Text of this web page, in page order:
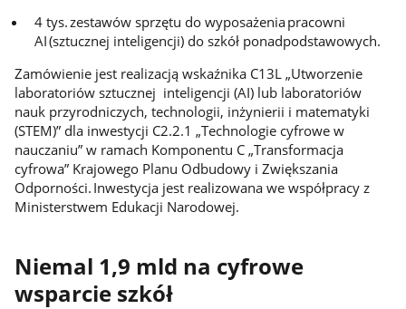
4 tys. zestawów sprzętu do wyposażenia pracowni
AI (sztucznej inteligencji) do szkół ponadpodstawowych.
Zamówienie jest realizacją wskaźnika C13L „Utworzenie
laboratoriów sztucznej inteligencji (AI) lub laboratoriów
nauk przyrodniczych, technologii, inżynierii i matematyki
(STEM)” dla inwestycji C2.2.1 „Technologie cyfrowe w
nauczaniu” w ramach Komponentu C „Transformacja
cyfrowa” Krajowego Planu Odbudowy i Zwiększania
Odporności. Inwestycja jest realizowana we współpracy z
Ministerstwem Edukacji Narodowej.
Niemal 1,9 mld na cyfrowe
wsparcie szkół